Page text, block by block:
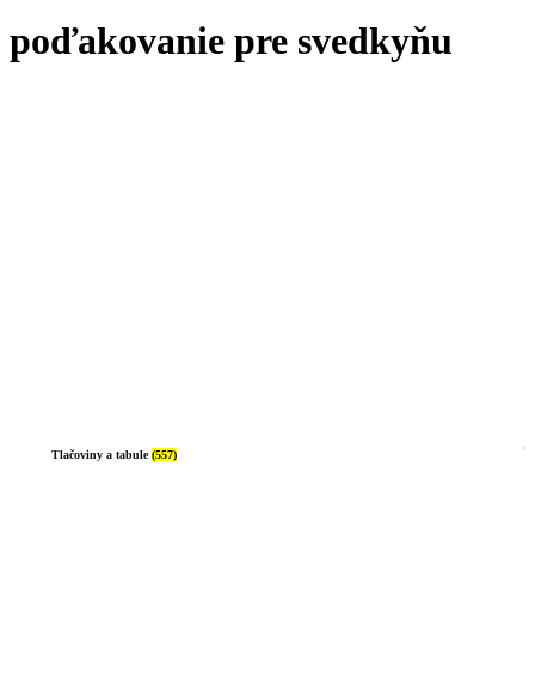
poďakovanie pre svedkyňu
Tlačoviny a tabule(557)